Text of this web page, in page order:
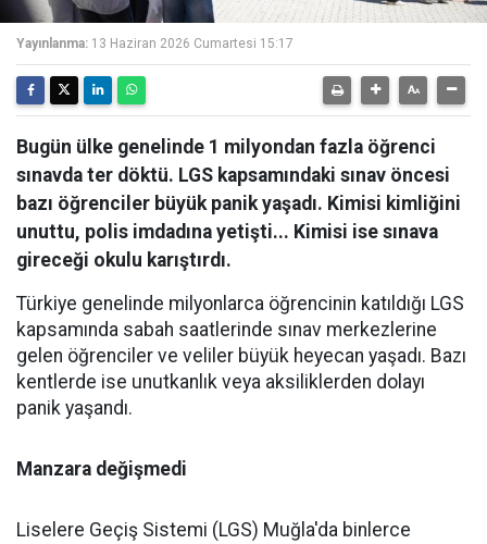
Yayınlanma: 13 Haziran 2026 Cumartesi 15:17
Bugün ülke genelinde 1 milyondan fazla öğrenci
sınavda ter döktü. LGS kapsamındaki sınav öncesi
bazı öğrenciler büyük panik yaşadı. Kimisi kimliğini
unuttu, polis imdadına yetişti... Kimisi ise sınava
gireceği okulu karıştırdı.
Türkiye genelinde milyonlarca öğrencinin katıldığı LGS
kapsamında sabah saatlerinde sınav merkezlerine
gelen öğrenciler ve veliler büyük heyecan yaşadı. Bazı
kentlerde ise unutkanlık veya aksiliklerden dolayı
panik yaşandı.
Manzara değişmedi
Liselere Geçiş Sistemi (LGS) Muğla'da binlerce